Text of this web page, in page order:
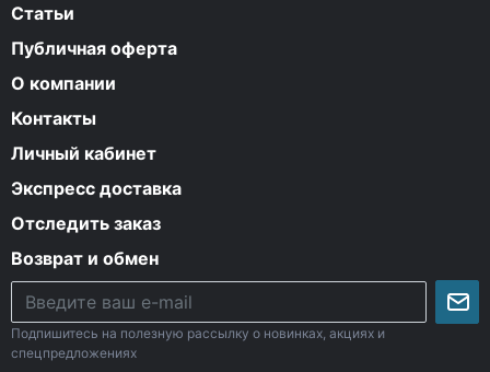
Статьи
Публичная оферта
О компании
Контакты
Личный кабинет
Экспресс доставка
Отследить заказ
Возврат и обмен
Подпишитесь на полезную рассылку о новинках, акциях и
спецпредложениях